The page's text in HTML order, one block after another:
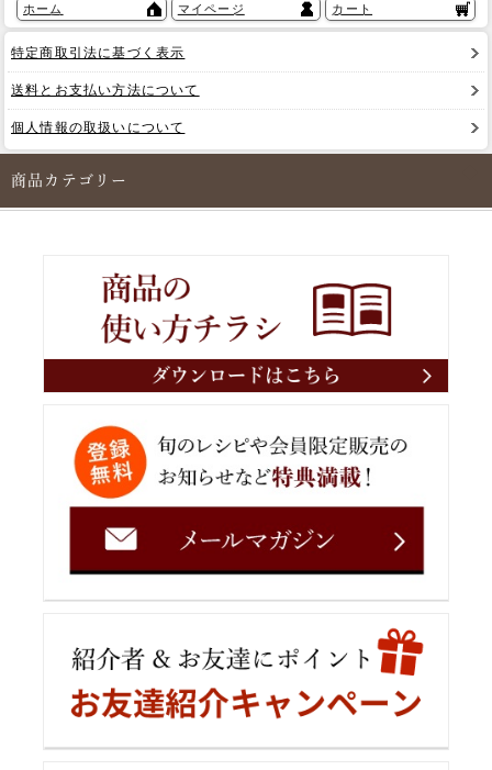
ホーム マイページ カート
特定商取引法に基づく表示
送料とお支払い方法について
個人情報の取扱いについて
商品カテゴリー